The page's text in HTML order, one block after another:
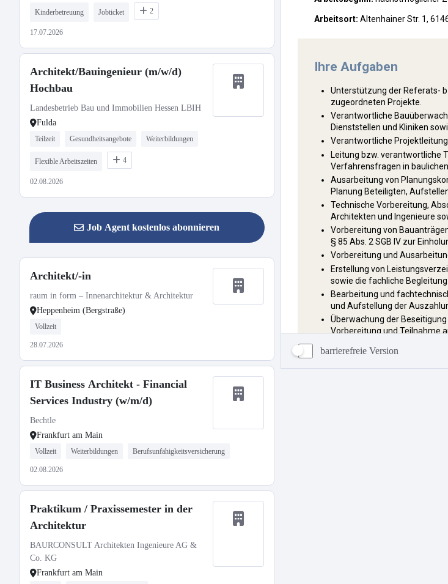
Kinderbetreuung Jobticket 2
17.07.2026
Architekt/Bauingenieur (m/w/d)
Hochbau
Landesbetrieb Bau und Immobilien Hessen LBIH
Fulda
Teilzeit Gesundheitsangebote Weiterbildungen
Flexible Arbeitszeiten 4
02.08.2026
Job Agent kostenlos abonnieren
Architekt/-in
raum in form – Innenarchitektur & Architektur
Heppenheim (Bergstraße)
Vollzeit
28.07.2026
IT Business Architekt - Financial
Services Industry (w/m/d)
Bechtle
Frankfurt am Main
Vollzeit Weiterbildungen Berufsunfähigkeitsversicherung
02.08.2026
Praktikum / Praxissemester in der
Architektur
BAURCONSULT Architekten Ingenieure AG &
Co. KG
Frankfurt am Main
barrierefreie Version